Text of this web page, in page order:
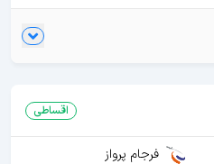
اقساطی
فرجام پرواز